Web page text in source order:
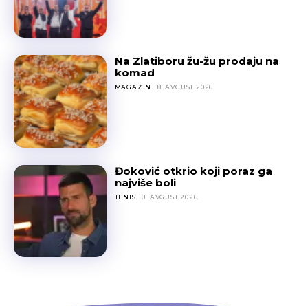
Na Zlatiboru žu-žu prodaju na
komad
MAGAZIN 8. AVGUST 2026.
Đoković otkrio koji poraz ga
najviše boli
TENIS 8. AVGUST 2026.